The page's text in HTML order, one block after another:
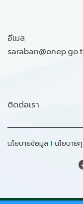
อีเมล
ติดต่อเรา
นโยบายข้อมูล I นโยบาย